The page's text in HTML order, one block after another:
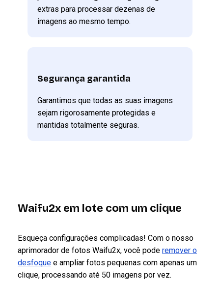
extras para processar dezenas de
imagens ao mesmo tempo.
Segurança garantida
Garantimos que todas as suas imagens
sejam rigorosamente protegidas e
mantidas totalmente seguras.
Waifu2x em lote com um clique
Esqueça configurações complicadas! Com o nosso
aprimorador de fotos Waifu2x, você pode remover o
desfoque e ampliar fotos pequenas com apenas um
clique, processando até 50 imagens por vez.